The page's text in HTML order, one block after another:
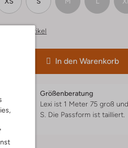
Ähnliche Artikel
In den Warenkorb
Größenberatung
Lexi ist 1 Meter 75 groß
S. Die Passform isttailliert.